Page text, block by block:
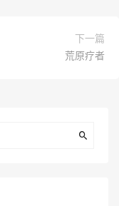
下一篇
荒原疗者